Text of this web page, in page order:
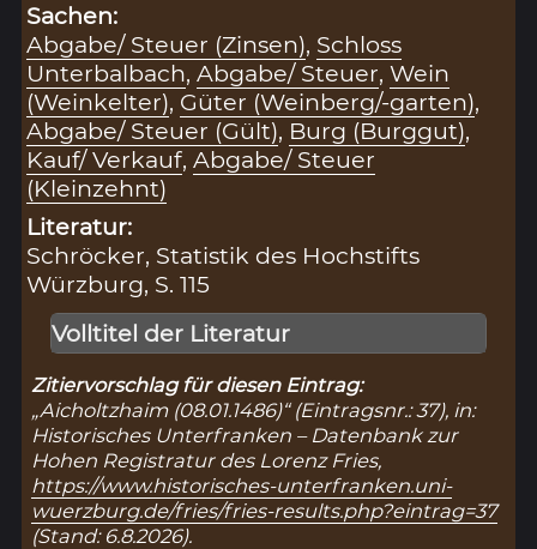
Sachen:
Abgabe/ Steuer (Zinsen), Schloss
Unterbalbach,Abgabe/ Steuer,Wein
(Weinkelter), Güter (Weinberg/-garten),
Abgabe/ Steuer (Gült), Burg (Burggut),
Kauf/ Verkauf,Abgabe/ Steuer
(Kleinzehnt)
Literatur:
Schröcker, Statistik des Hochstifts
Würzburg, S. 115
Volltitel der Literatur
Zitiervorschlag für diesen Eintrag:
„Aicholtzhaim (08.01.1486)“ (Eintragsnr.: 37), in:
Historisches Unterfranken – Datenbank zur
Hohen Registratur des Lorenz Fries,
https://www.historisches-unterfranken.uni-
wuerzburg.de/fries/fries-results.php?eintrag=37
(Stand: 6.8.2026).